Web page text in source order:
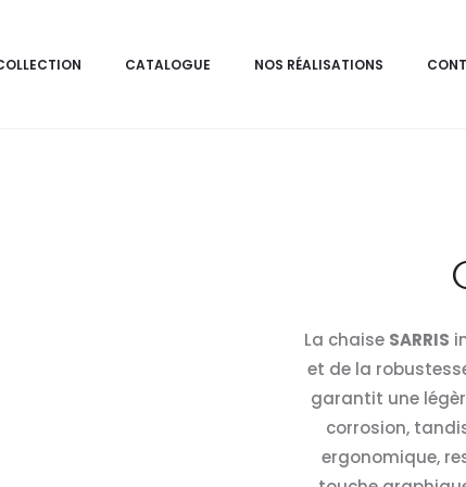
CATALOGUE NOS RÉALISATIONS
La chaise SARRIS
et de la
garantit une
corrosion,
ergonomique,